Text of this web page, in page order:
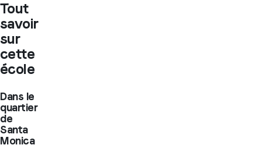
Tout
savoir
sur
cette
école
Dans le
quartier
de
Santa
Monica